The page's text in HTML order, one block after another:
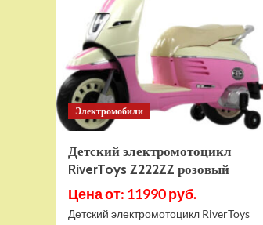
Champions
77244-
UNIT
Электромобили
Детский электромотоцикл
RiverToys Z222ZZ розовый
Цена от: 11990 руб.
Детский электромотоцикл RiverToys